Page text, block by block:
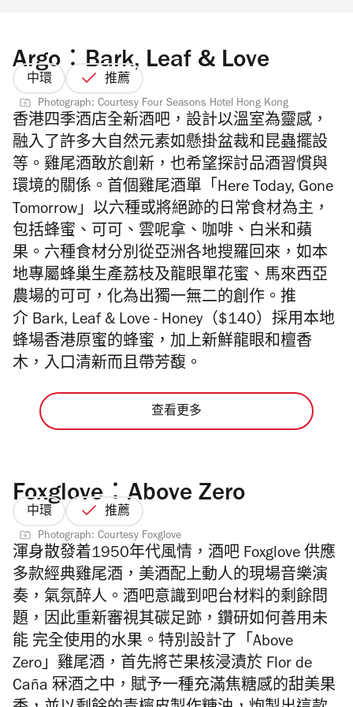
Argo：Bark, Leaf & Love
中環 推薦
Photograph: Courtesy Four Seasons Hotel Hong Kong
香港四季酒店全新酒吧，設計以溫室為靈感，
融入了許多大自然元素如懸掛盆裁和昆蟲擺設
等 。 雞尾酒敢於創新，也希望探討品酒習慣與
環境的關係。首個雞尾酒單「Here Today, Gone
Tomorrow」以六種或將絕跡的日常食材為主，
包括蜂蜜、可可、雲呢拿、咖啡、白米和蘋
果。六種食材分別從亞洲各地搜羅回來，如本
地專屬蜂巢生產荔枝及龍眼單花蜜、馬來西亞
農場的可可，化為出獨一無二的創作。推
介 Bark, Leaf & Love - Honey（$140）採用本地
蜂場香港原蜜的蜂蜜，加上新鮮龍眼和檀香
木，入口清新而且帶芳馥。
查看更多
Foxglove：Above Zero
中環 推薦
Photograph: Courtesy Foxglove
渾身散發着1950年代風情，酒吧 Foxglove 供應
多款經典雞尾酒，美酒配上動人的現場音樂演
奏，氣氛醉人。 酒吧意識到吧台材料的剩餘問
題，因此重新審視其碳足跡，鑽研如何善用未
能 完全使用的水果。特別設計了「 Above
Zero」雞尾酒，首先將芒果核浸漬於 Flor de
Caña 冧酒之中，賦予一種充滿焦糖感的甜美果